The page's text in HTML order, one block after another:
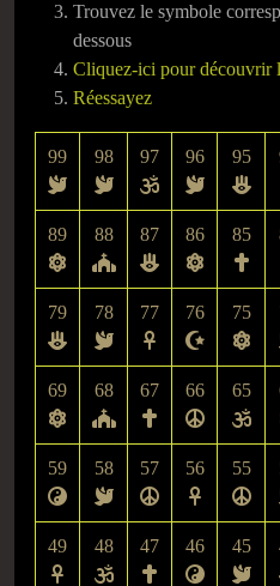
Trouvez le symbole
dessous
Cliquez-ici pour découvrir
Réessayez
99 98 97 96 95
89 88 87 86 85
79 78 77 76 75
69 68 67 66 65
59 58 57 56 55
49 48 47 46 45